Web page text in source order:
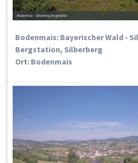
Bodenmais: Bayerischer Wald -
Bergstation, Silberberg
Ort: Bodenmais